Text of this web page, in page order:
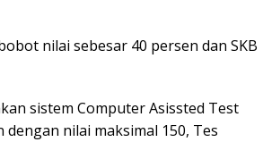
nilai sebesar 40 persen dan SKB
sistem Computer Asissted Test
dengan nilai maksimal 150, Tes